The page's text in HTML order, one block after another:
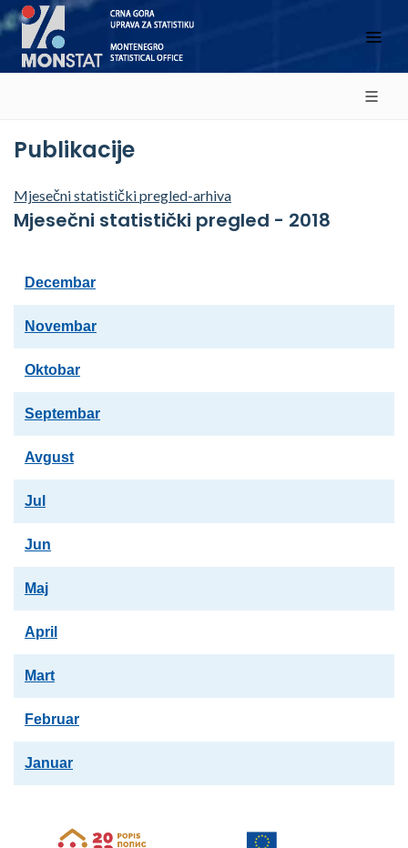
Publikacije
Mjesečni statistički pregled-arhiva
Mjesečni statistički pregled - 2018
Decembar
Novembar
Oktobar
Septembar
Avgust
Jul
Jun
Maj
April
Mart
Februar
Januar